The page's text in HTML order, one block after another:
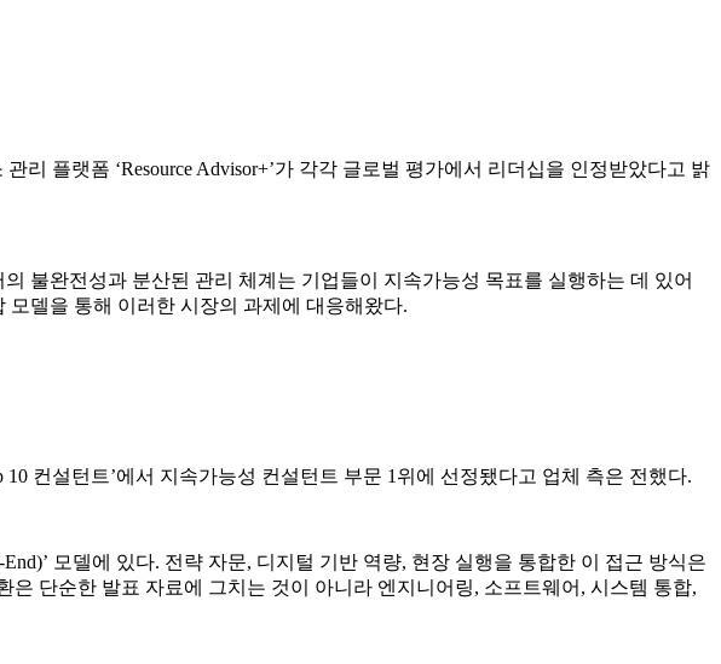
리 플랫폼 ‘Resource Advisor+’가 각각 글로벌 평가에서 리더십을 인정받았다고 밝
불완전성과 분산된 관리 체계는 기업들이 지속가능성 목표를 실행하는 데 있어
델을 통해 이러한 시장의 과제에 대응해왔다.
10 컨설턴트’에서 지속가능성 컨설턴트 부문 1위에 선정됐다고 업체 측은 전했다.
모델에 있다. 전략 자문, 디지털 기반 역량, 현장 실행을 통합한 이 접근 방식은
단순한 발표 자료에 그치는 것이 아니라 엔지니어링, 소프트웨어, 시스템 통합,